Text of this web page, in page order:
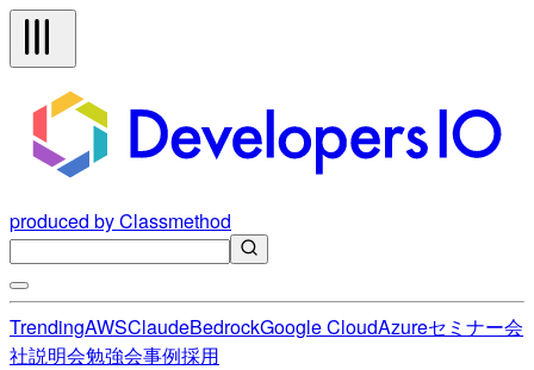
produced by Classmethod
TrendingAWSClaudeBedrockGoogle CloudAzureセミナー会
社説明会勉強会事例採用